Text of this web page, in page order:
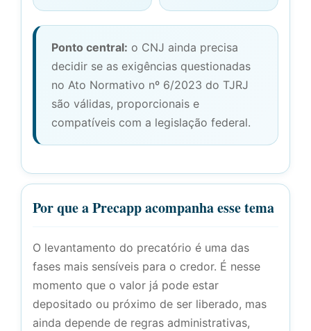
Ponto central: o CNJ ainda precisa
decidir se as exigências questionadas
no Ato Normativo nº 6/2023 do TJRJ
são válidas, proporcionais e
compatíveis com a legislação federal.
Por que a Precapp acompanha esse tema
O levantamento do precatório é uma das
fases mais sensíveis para o credor. É nesse
momento que o valor já pode estar
depositado ou próximo de ser liberado, mas
ainda depende de regras administrativas,